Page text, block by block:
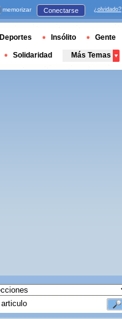
memorizar Conectarse ¿olvidado?
Deportes Insólito Gente
Solidaridad Más Temas